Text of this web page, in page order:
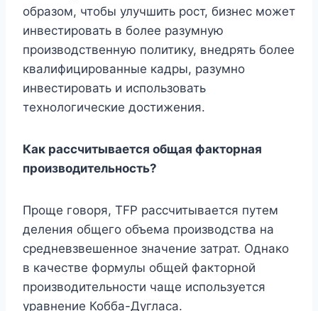
образом, чтобы улучшить рост, бизнес может
инвестировать в более разумную
производственную политику, внедрять более
квалифицированные кадры, разумно
инвестировать и использовать
технологические достижения.
Как рассчитывается общая факторная
производительность?
Проще говоря, TFP рассчитывается путем
деления общего объема производства на
средневзвешенное значение затрат. Однако
в качестве формулы общей факторной
производительности чаще используется
уравнение Кобба-Дугласа.